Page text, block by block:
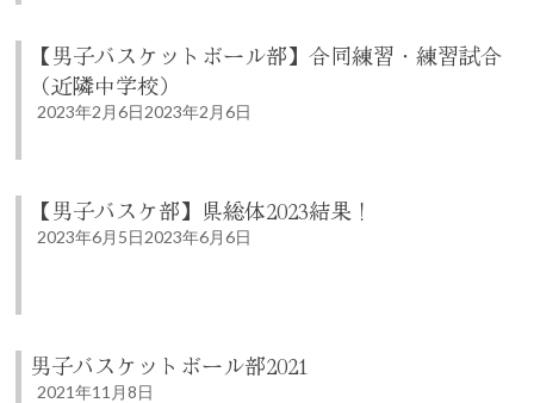
【男子バスケットボール部】合同練習・練習試合
（近隣中学校）
2023年2月6日2023年2月6日
【男子バスケ部】県総体2023結果！
2023年6月5日2023年6月6日
男子バスケットボール部2021
2021年11月8日